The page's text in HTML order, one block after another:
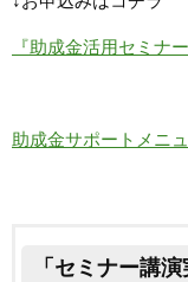
『助成金活用セミナ
助成金サポートメニ
「セミナー講